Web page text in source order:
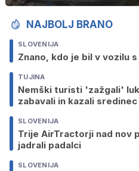
NAJBOLJ BRANO
SLOVENIJA
Znano, kdo je bil v vozilu
TUJINA
Nemški turisti 'zažgali'
zabavali in kazali sredinec
SLOVENIJA
Trije AirTractorji nad nov
jadrali padalci
SLOVENIJA